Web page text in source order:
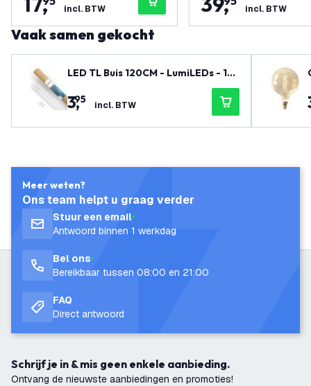
incl. BTW incl. BTW
Vaak samen gekocht
LED TL Buis 120CM - LumiLEDs - 12
W - 4000K - 1920 Lumen - High Effi
ciency
3,
95 incl. BTW
Meer weten?
Ons team helpt u graag verder
Stuur een email
Antwoord binnen 1 werkdag
Bel ons
Bereikbaar tussen 08:00 en 21:00
FAQ
Direct antwoord
Schrijf je in & mis geen enkele aanbieding.
Ontvang de nieuwste aanbiedingen en promoties!